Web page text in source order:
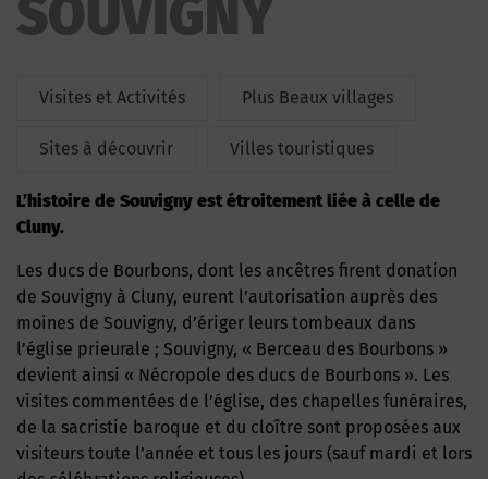
SOUVIGNY
Visites et Activités Plus Beaux villages
Sites à découvrir Villes touristiques
L’histoire de Souvigny est étroitement liée à celle de
Cluny.
Les ducs de Bourbons, dont les ancêtres firent donation
de Souvigny à Cluny, eurent l’autorisation auprès des
moines de Souvigny, d’ériger leurs tombeaux dans
l’église prieurale ; Souvigny, « Berceau des Bourbons »
devient ainsi « Nécropole des ducs de Bourbons ». Les
visites commentées de l’église, des chapelles funéraires,
de la sacristie baroque et du cloître sont proposées aux
visiteurs toute l’année et tous les jours (sauf mardi et lors